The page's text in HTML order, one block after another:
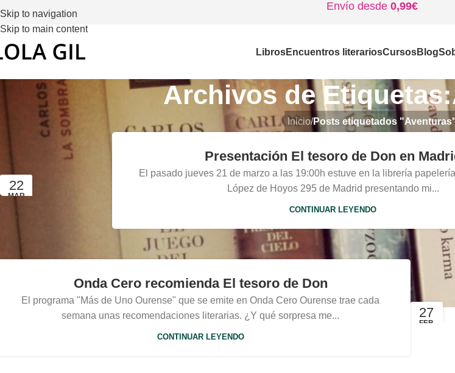
Skip to navigation
Skip to main content
Envío desde 0,99€
LibrosEncuentros literariosCursosBlog
Archivos de
Inicio/Posts etiquetados
22
MAR
Presentación El tesoro de Don en
El pasado jueves 21 de marzo a las 19:00h estuve en la librería
López de Hoyos 295 de Madrid presentando mi...
CONTINUAR LEYENDO
27
FEB
Onda Cero recomienda El tesoro de Don
El programa "Más de Uno Ourense" que se emite en Onda Cero Ourense trae cada
semana unas recomendaciones literarias. ¿Y qué sorpresa me...
CONTINUAR LEYENDO